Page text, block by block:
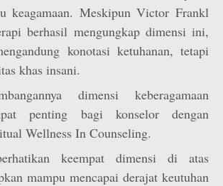
keagamaan. Meskipun Victor Frankl
berhasil mengungkap dimensi ini,
konotasi ketuhanan, tetapi
khas insani.
dimensi keberagamaan
penting bagi konselor dengan
Wellness In Counseling.
keempat dimensi di atas
mampu mencapai derajat keutuhan